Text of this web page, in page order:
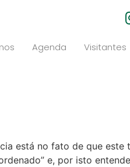
Agenda Visitantes
está no fato de que este
e, por isto